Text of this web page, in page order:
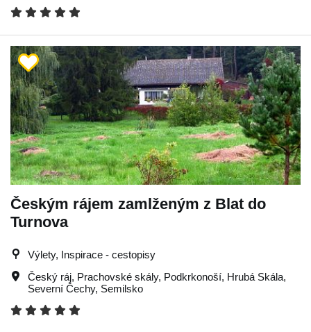
Českým rájem zamlženým z Blat do
Turnova
Výlety, Inspirace - cestopisy
Český ráj, Prachovské skály, Podkrkonoší, Hrubá Skála,
Severní Čechy, Semilsko